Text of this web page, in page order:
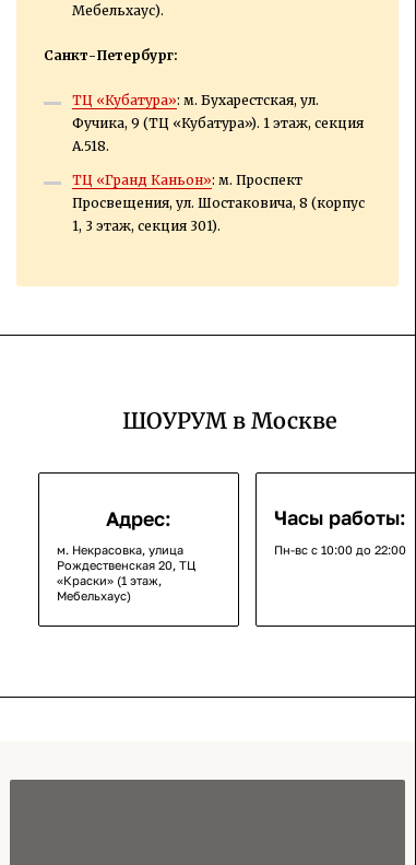
Мебельхаус).
Санкт-Петербург:
ТЦ «Кубатура»: м. Бухарестская, ул.
Фучика, 9 (ТЦ «Кубатура»). 1 этаж, секция
А.518.
ТЦ «Гранд Каньон»: м. Проспект
Просвещения, ул. Шостаковича, 8 (корпус
1, 3 этаж, секция 301).
ШОУРУМ в Москве
Адрес:
м. Некрасовка, улица
Рождественская 20, ТЦ
«Краски» (1 этаж,
Мебельхаус)
Часы работы:
Пн-вс с 10:00 до 22:00